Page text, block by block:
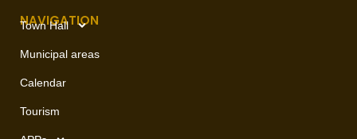
NAVIGATION
Town Hall
Municipal areas
Calendar
Tourism